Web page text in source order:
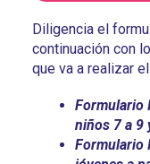
Diligencia el
continuación con
que va a realizar
Formulario
niños 7 a 9
Formulario